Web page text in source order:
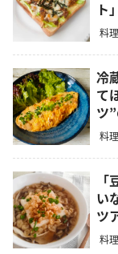
ト
料
冷
て
ツ
料
い
ツ
料